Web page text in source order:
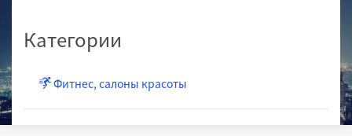
Категории
Фитнес, салоны красоты